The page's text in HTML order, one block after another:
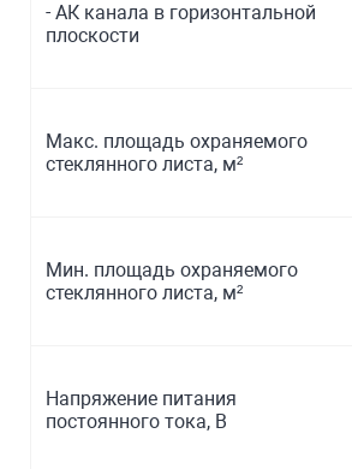
- АК канала в горизонтальной
плоскости
Макс. площадь охраняемого
стеклянного листа, м²
Мин. площадь охраняемого
стеклянного листа, м²
Напряжение питания
постоянного тока, В